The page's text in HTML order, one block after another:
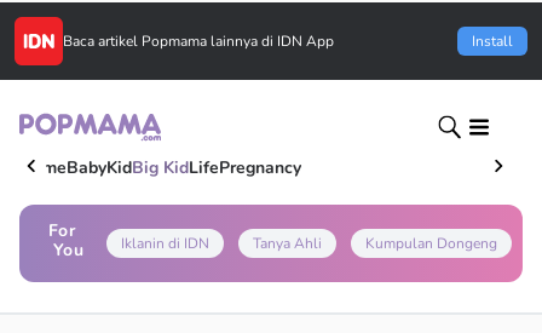
Baca artikel Popmama lainnya di IDN App Install
HomeBabyKidBig KidLifePregnancy
For
You
Iklanin di IDN Tanya Ahli Kumpulan Dongeng